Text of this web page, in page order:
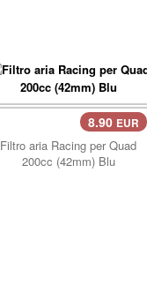
8.90 EUR
Filtro aria Racing per Quad
200cc (42mm) Blu